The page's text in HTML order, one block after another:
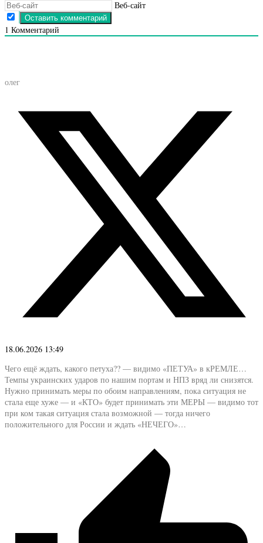
Веб-сайт
1 Комментарий
олег
18.06.2026 13:49
Чего ещё ждать, какого петуха?? — видимо «ПЕТУА» в кРЕМЛЕ…
Темпы украинских ударов по нашим портам и НПЗ вряд ли снизятся.
Нужно принимать меры по обоим направлениям, пока ситуация не
стала еще хуже — и «КТО» будет принимать эти МЕРЫ — видимо тот
при ком такая ситуация стала возможной — тогда ничего
положительного для России и ждать «НЕЧЕГО»…